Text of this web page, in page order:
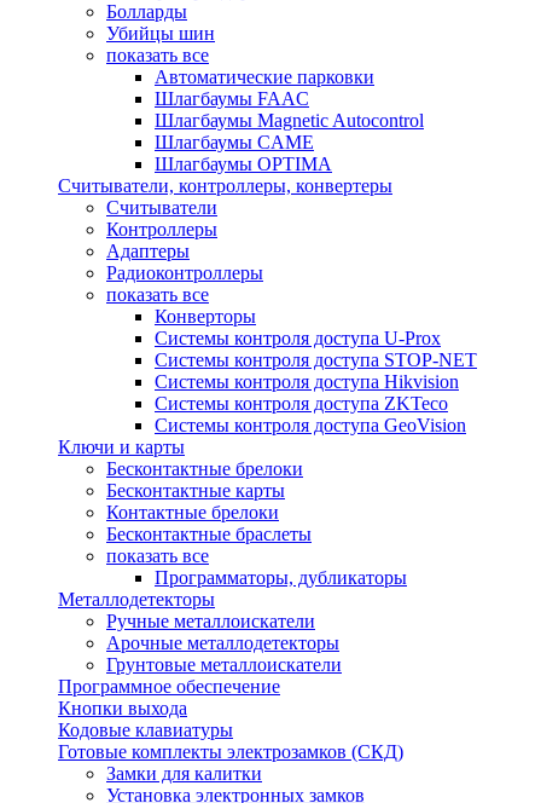
Болларды
Убийцы шин
показать все
Автоматические парковки
Шлагбаумы FAAC
Шлагбаумы Magnetic Autocontrol
Шлагбаумы CAME
Шлагбаумы OPTIMA
Считыватели, контроллеры, конвертеры
Считыватели
Контроллеры
Адаптеры
Радиоконтроллеры
показать все
Конверторы
Системы контроля доступа U-Prox
Системы контроля доступа STOP-NET
Системы контроля доступа Hikvision
Системы контроля доступа ZKTeco
Системы контроля доступа GeoVision
Ключи и карты
Бесконтактные брелоки
Бесконтактные карты
Контактные брелоки
Бесконтактные браслеты
показать все
Программаторы, дубликаторы
Металлодетекторы
Ручные металлоискатели
Арочные металлодетекторы
Грунтовые металлоискатели
Программное обеспечение
Кнопки выхода
Кодовые клавиатуры
Готовые комплекты электрозамков (СКД)
Замки для калитки
Установка электронных замков